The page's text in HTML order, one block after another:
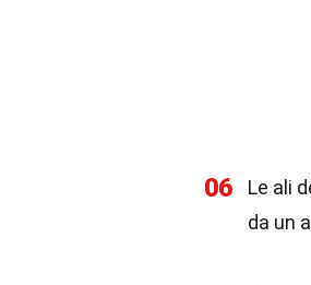
06
Le ali
da un